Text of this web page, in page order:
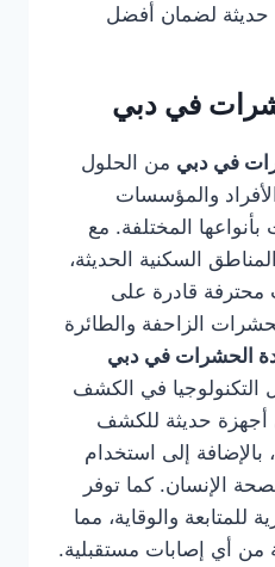
حديثة لضمان أفضل
في دبي
في دبي من الحلول
الأفراد والمؤسسات
المختلفة. مع
السكنية الحديثة،
قادرة على
الزاحفة والطائرة
الحشرات في دبي
التكنولوجيا في الكشف
أجهزة حديثة للكشف
إلى استخدام
الإنسان. كما توفر
والوقاية، مما
من أي إصابات مستقبلية.